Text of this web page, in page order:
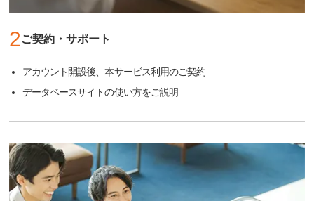
2 ご契約・サポート
アカウント開設後、本サービス利用のご契約
データベースサイトの使い方をご説明